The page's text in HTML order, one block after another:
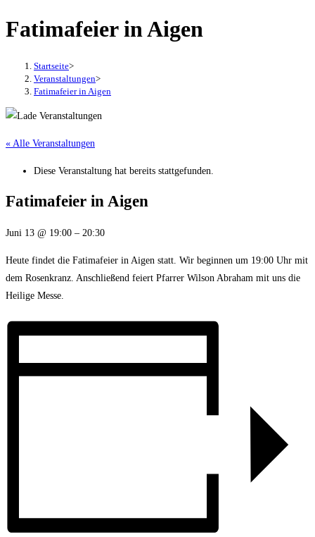
Fatimafeier in Aigen
Startseite>
Veranstaltungen>
Fatimafeier in Aigen
« Alle Veranstaltungen
Diese Veranstaltung hat bereits stattgefunden.
Fatimafeier in Aigen
Juni 13 @ 19:00 – 20:30
Heute findet die Fatimafeier in Aigen statt. Wir beginnen um 19:00 Uhr mit
dem Rosenkranz. Anschließend feiert Pfarrer Wilson Abraham mit uns die
Heilige Messe.